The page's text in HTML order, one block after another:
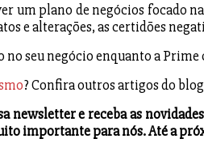
um plano de negócios focado
e alterações, as certidões
seu negócio enquanto a
? Confira outros artigos do
newsletter e receba as
importante para nós. Até a